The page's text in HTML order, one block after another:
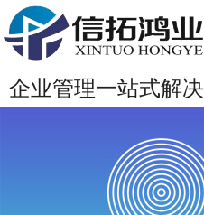
企业管理一站式解决